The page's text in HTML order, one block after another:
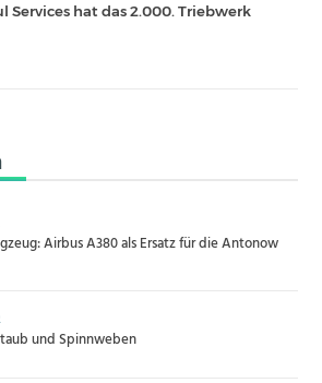
Services hat das 2.000. Triebwerk
Airbus A380 als Ersatz für die Antonow
und Spinnweben